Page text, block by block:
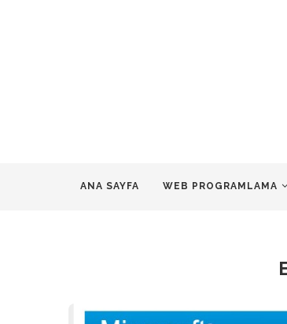
ANA SAYFA WEB PROGRAMLAMA